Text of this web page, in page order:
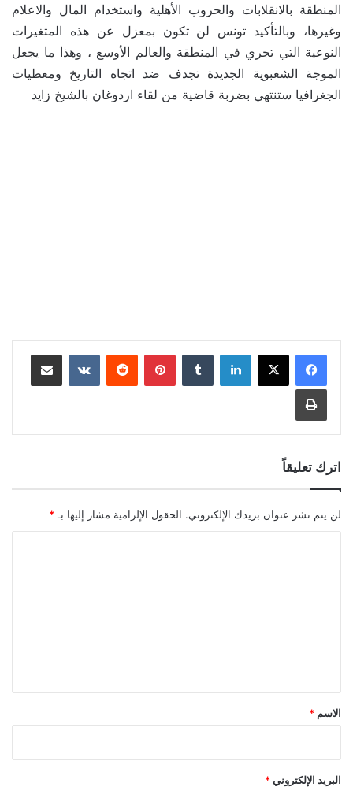
المنطقة بالانقلابات والحروب الأهلية واستخدام المال والاعلام
وغيرها، وبالتأكيد تونس لن تكون بمعزل عن هذه المتغيرات
النوعية التي تجري في المنطقة والعالم الأوسع ، وهذا ما يجعل
الموجة الشعبوية الجديدة تجدف ضد اتجاه التاريخ ومعطيات
الجغرافيا ستنتهي بضربة قاضية من لقاء اردوغان بالشيخ زايد
لينكدإن بينتيريست مشاركة عبر البريد
طباعة
اترك تعليقاً
لن يتم نشر عنوان بريدك الإلكتروني. الحقول الإلزامية مشار إليها بـ *
*
الاسم *
البريد الإلكتروني *